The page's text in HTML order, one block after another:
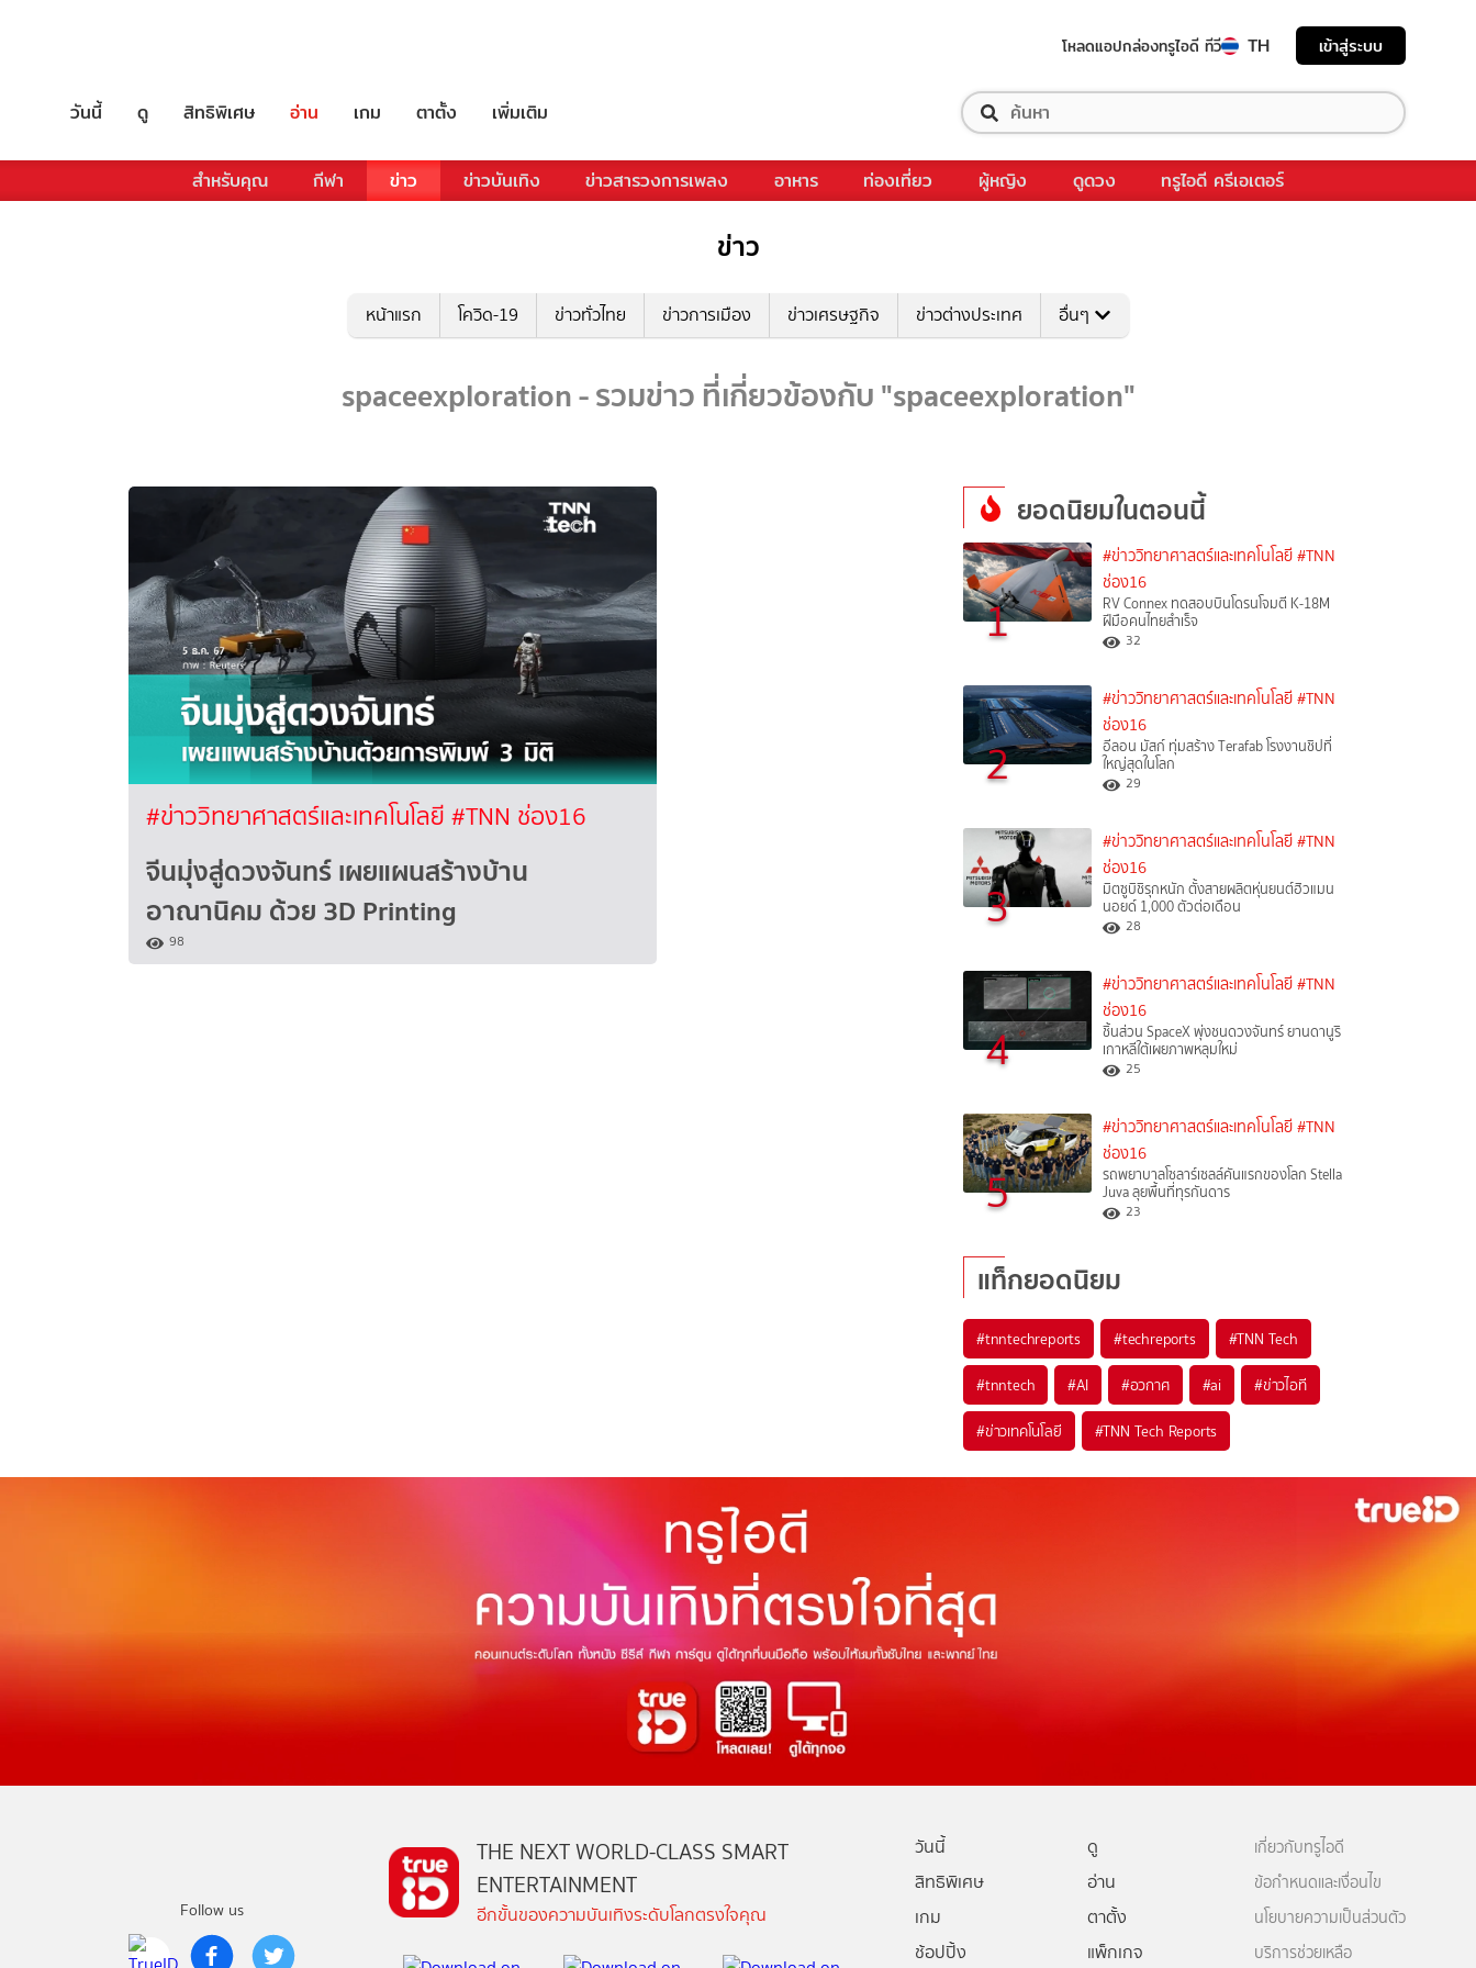
โหลดแอปกล่องทรูไอดี ทีวี TH เข้าสู่ระบบ
วันนี้ ดู สิทธิพิเศษ อ่าน เกม ตาตั้ง เพิ่มเติม
สำหรับคุณ กีฬา ข่าว ข่าวบันเทิง ข่าวสารวงการเพลง อาหาร ท่องเที่ยว ผู้หญิง ดูดวง ทรูไอดี ครีเอเตอร์
ข่าว
หน้าแรก โควิด-19 ข่าวทั่วไทย ข่าวการเมือง ข่าวเศรษฐกิจ ข่าวต่างประเทศ อื่นๆ
spaceexploration - รวมข่าว ที่เกี่ยวข้องกับ "spaceexploration"
#ข่าววิทยาศาสตร์และเทคโนโลยี #TNN ช่อง16
จีนมุ่งสู่ดวงจันทร์ เผยแผนสร้างบ้าน
อาณานิคม ด้วย 3D Printing
98
ยอดนิยมในตอนนี้
1
#ข่าววิทยาศาสตร์และเทคโนโลยี #TNN
ช่อง16
RV Connex ทดสอบบินโดรนโจมตี K-18M
ฝีมือคนไทยสำเร็จ
32
2
#ข่าววิทยาศาสตร์และเทคโนโลยี #TNN
ช่อง16
อีลอน มัสก์ ทุ่มสร้าง Terafab โรงงานชิปที่
ใหญ่สุดในโลก
29
3
#ข่าววิทยาศาสตร์และเทคโนโลยี #TNN
ช่อง16
มิตซูบิชิรุกหนัก ตั้งสายผลิตหุ่นยนต์ฮิวแมน
นอยด์ 1,000 ตัวต่อเดือน
28
4
#ข่าววิทยาศาสตร์และเทคโนโลยี #TNN
ช่อง16
ชิ้นส่วน SpaceX พุ่งชนดวงจันทร์ ยานดานูริ
เกาหลีใต้เผยภาพหลุมใหม่
25
5
#ข่าววิทยาศาสตร์และเทคโนโลยี #TNN
ช่อง16
รถพยาบาลโซลาร์เซลล์คันแรกของโลก Stella
Juva ลุยพื้นที่ทุรกันดาร
23
แท็กยอดนิยม
#tnntechreports #techreports #TNN Tech
#tnntech #AI #อวกาศ #ai #ข่าวไอที
#ข่าวเทคโนโลยี #TNN Tech Reports
Follow us
THE NEXT WORLD-CLASS SMART
ENTERTAINMENT
อีกขั้นของความบันเทิงระดับโลกตรงใจคุณ
วันนี้
ดู
สิทธิพิเศษ
อ่าน
เกม
ตาตั้ง
ช้อปปิ้ง
แพ็กเกจ
เกี่ยวกับทรูไอดี
ข้อกำหนดและเงื่อนไข
นโยบายความเป็นส่วนตัว
บริการช่วยเหลือ